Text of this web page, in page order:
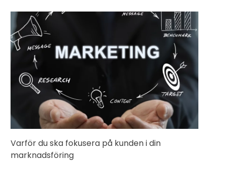
Varför du ska fokusera på kunden i din
marknadsföring